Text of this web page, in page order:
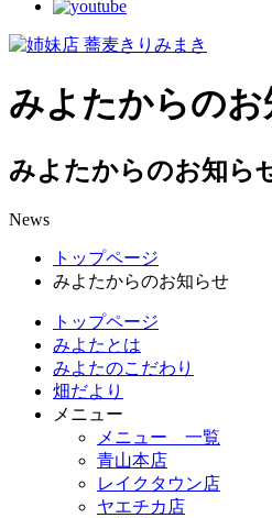
みよたからのお
みよたからのお知ら
News
トップページ
みよたからのお知らせ
トップページ
みよたとは
みよたのこだわり
畑だより
メニュー
メニュー 一覧
青山本店
レイクタウン店
ヤエチカ店